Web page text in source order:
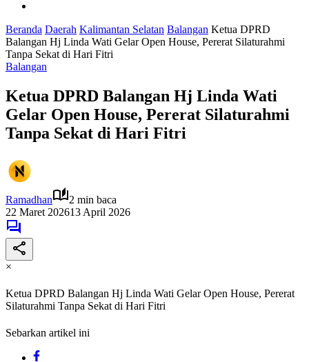
Beranda Daerah Kalimantan Selatan Balangan Ketua DPRD
Balangan Hj Linda Wati Gelar Open House, Pererat Silaturahmi
Tanpa Sekat di Hari Fitri
Balangan
Ketua DPRD Balangan Hj Linda Wati
Gelar Open House, Pererat Silaturahmi
Tanpa Sekat di Hari Fitri
Ramadhan
2 min baca
22 Maret 202613 April 2026
×
Ketua DPRD Balangan Hj Linda Wati Gelar Open House, Pererat
Silaturahmi Tanpa Sekat di Hari Fitri
Sebarkan artikel ini